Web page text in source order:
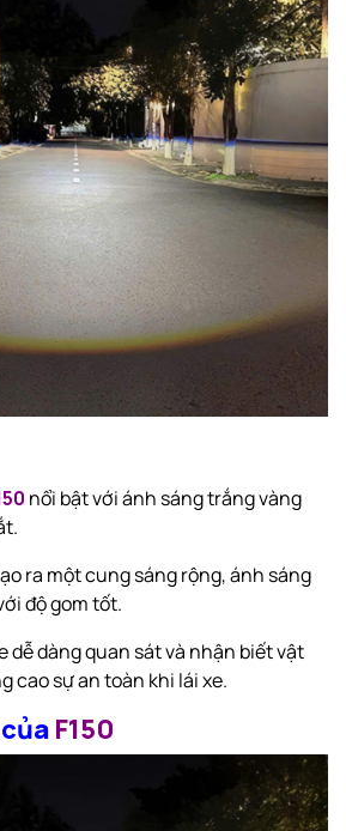
nổi bật với ánh sáng trắng vàng
ra một cung sáng rộng, ánh sáng
độ gom tốt.
dễ dàng quan sát và nhận biết vật
cao sự an toàn khi lái xe.
F150